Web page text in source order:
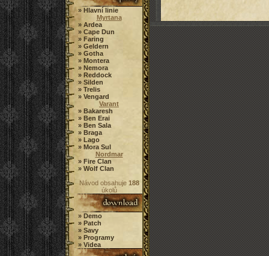
» Hlavní linie
Myrtana
» Ardea
» Cape Dun
» Faring
» Geldern
» Gotha
» Montera
» Nemora
» Reddock
» Silden
» Trelis
» Vengard
Varant
» Bakaresh
» Ben Erai
» Ben Sala
» Braga
» Lago
» Mora Sul
Nordmar
» Fire Clan
» Wolf Clan
Návod obsahuje 188
úkolů
» Demo
» Patch
» Savy
» Programy
» Videa